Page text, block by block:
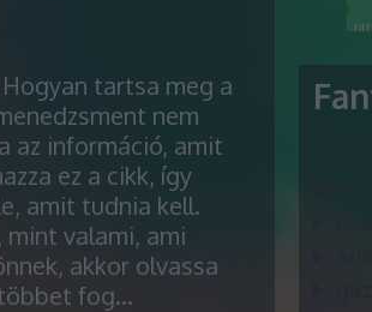
tartsa meg a
nem
az információ, amit
ez a cikk, így
amit tudnia kell.
mint valami, ami
akkor olvassa
fog…